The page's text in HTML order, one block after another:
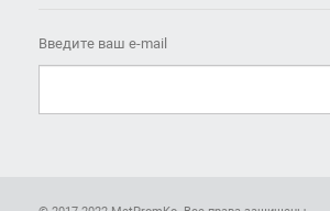
Введите ваш e-mail